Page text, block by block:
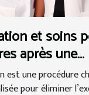
et soins
après une
en Tunisie
est une procédure
pour éliminer